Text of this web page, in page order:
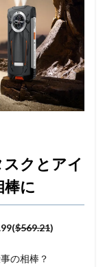
クとアイ
に
$569.21)
の相棒？